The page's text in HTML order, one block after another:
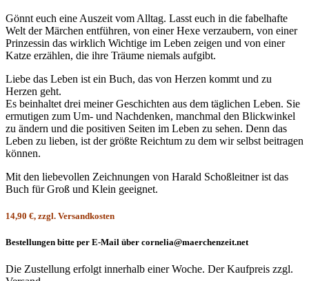
Gönnt euch eine Auszeit vom Alltag. Lasst euch in die fabelhafte
Welt der Märchen entführen, von einer Hexe verzaubern, von einer
Prinzessin das wirklich Wichtige im Leben zeigen und von einer
Katze erzählen, die ihre Träume niemals aufgibt.
Liebe das Leben ist ein Buch, das von Herzen kommt und zu
Herzen geht.
Es beinhaltet drei meiner Geschichten aus dem täglichen Leben. Sie
ermutigen zum Um- und Nachdenken, manchmal den Blickwinkel
zu ändern und die positiven Seiten im Leben zu sehen. Denn das
Leben zu lieben, ist der größte Reichtum zu dem wir selbst beitragen
können.
Mit den liebevollen Zeichnungen von Harald Schoßleitner ist das
Buch für Groß und Klein geeignet.
14,90 €, zzgl. Versandkosten
Bestellungen bitte per E-Mail über cornelia@maerchenzeit.net
Die Zustellung erfolgt innerhalb einer Woche. Der Kaufpreis zzgl.